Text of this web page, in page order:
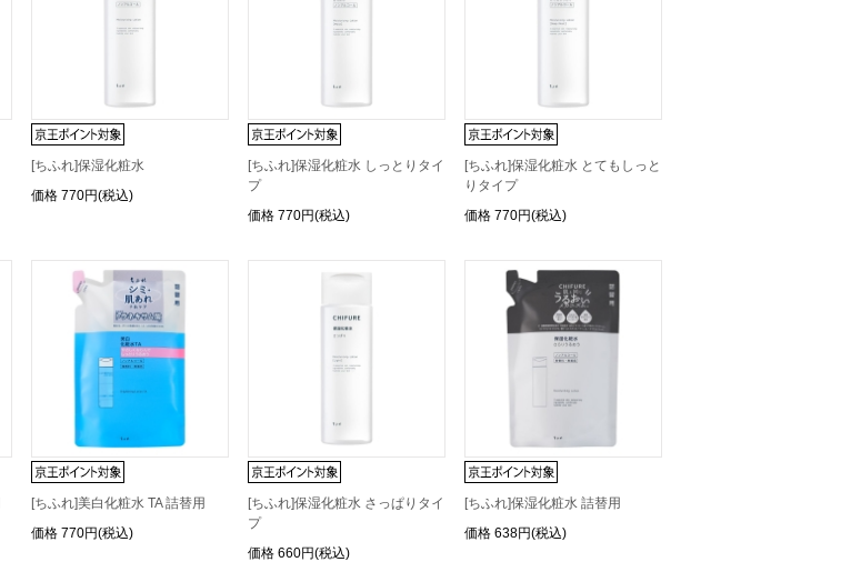
[ちふれ]保湿化粧水
価格 770円(税込)
[ちふれ]保湿化粧水 しっとりタイ
プ
価格 770円(税込)
[ちふれ]保湿化粧水 とてもしっと
りタイプ
価格 770円(税込)
[ちふれ]美白化粧水 TA 詰替用
価格 770円(税込)
[ちふれ]保湿化粧水 さっぱりタイ
プ
価格 660円(税込)
[ちふれ]保湿化粧水 詰替用
価格 638円(税込)